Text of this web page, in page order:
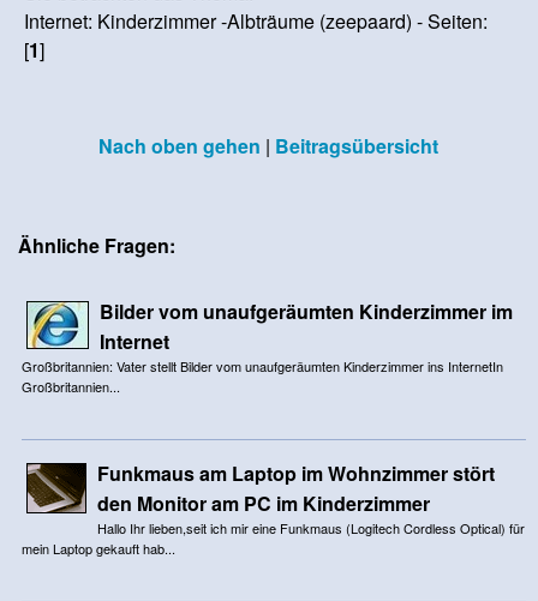
Internet: Kinderzimmer -Albträume (zeepaard) - Seiten:
[1]
Nach oben gehen | Beitragsübersicht
Ähnliche Fragen:
Bilder vom unaufgeräumten Kinderzimmer im
Internet
Großbritannien: Vater stellt Bilder vom unaufgeräumten Kinderzimmer ins InternetIn
Großbritannien...
Funkmaus am Laptop im Wohnzimmer stört
den Monitor am PC im Kinderzimmer
Hallo Ihr lieben,seit ich mir eine Funkmaus (Logitech Cordless Optical) für
mein Laptop gekauft hab...